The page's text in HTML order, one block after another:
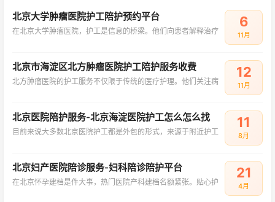
北京大学肿瘤医院护工陪护预约平台
在北京大学肿瘤医院，护工是信息的桥梁。他们向患者解释治疗
6
11月
北京市海淀区北方肿瘤医院护工陪护服务收费
北方肿瘤医院的护工服务不仅限于传统的医疗护理。他们关注病
12
11月
北京医院陪护服务-北京海淀医院护工怎么怎么找
目前来说大多数北京医院护工都是外包的形式，来源于附近护工
11
8月
北京妇产医院陪诊服务-妇科陪诊陪护平台
在北京怀孕建档是件大事，热门医院产科建档名额紧张。贴心护
21
4月